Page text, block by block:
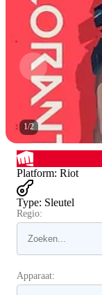
1/2
Platform: Riot
Type: Sleutel
Regio:
Apparaat: